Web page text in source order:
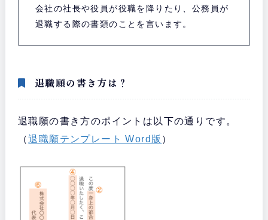
会社の社長や役員が役職を降りたり、公務員が
退職する際の書類のことを言います。
退職願の書き方は？
退職願の書き方のポイントは以下の通りです。
（退職願テンプレート Word版 ）